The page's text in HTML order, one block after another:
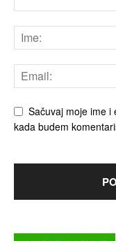
Sačuvaj moje ime i
kada budem